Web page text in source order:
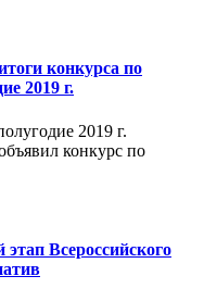
конкурса по
2019 г.
2019 г.
конкурс по
Всероссийского